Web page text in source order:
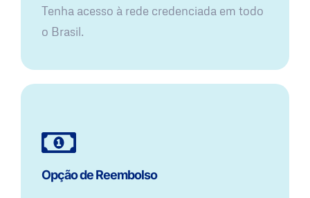
Tenha acesso à rede credenciada em todo
o Brasil.
Opção de Reembolso